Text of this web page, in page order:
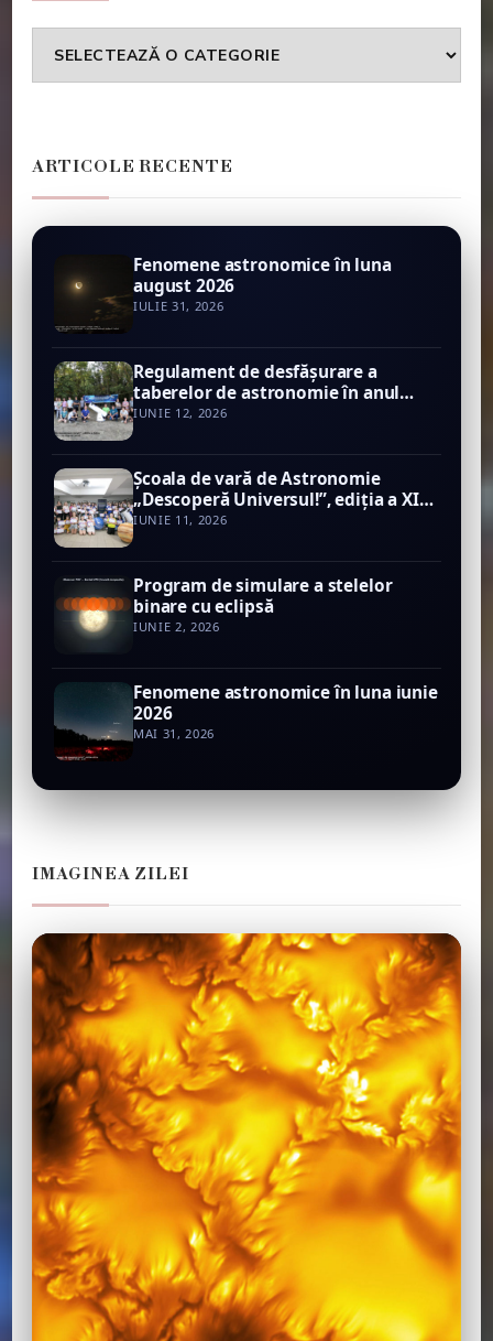
Categorii
ARTICOLE RECENTE
Fenomene astronomice în luna
august 2026
IULIE 31, 2026
Regulament de desfăşurare a
taberelor de astronomie în anul
2026
IUNIE 12, 2026
Şcoala de vară de Astronomie
„Descoperă Universul!”, ediţia a XIV-
a, 24 – 27 iunie 2026
IUNIE 11, 2026
Program de simulare a stelelor
binare cu eclipsă
IUNIE 2, 2026
Fenomene astronomice în luna iunie
2026
MAI 31, 2026
IMAGINEA ZILEI